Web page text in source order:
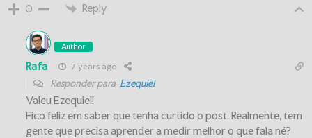
0 Reply
Author
Rafa 7 years ago
Responder para Ezequiel
Valeu Ezequiel!
Fico feliz em saber que tenha curtido o post. Realmente, tem
gente que precisa aprender a medir melhor o que fala né?